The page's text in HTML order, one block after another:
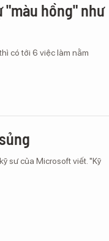
"màu hồng" như
có tới 6 việc làm nằm
sư của Microsoft viết. "Kỹ